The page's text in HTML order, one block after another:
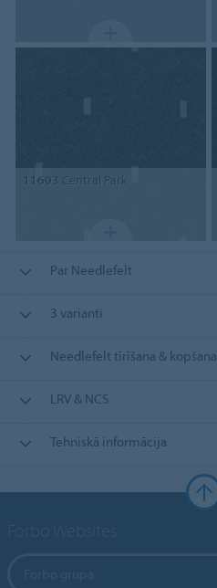
11603 Central Park
Par Needlefelt
3 varianti
Needlefelt tīrīšana & kopšana
LRV & NCS
Tehniskā informācija